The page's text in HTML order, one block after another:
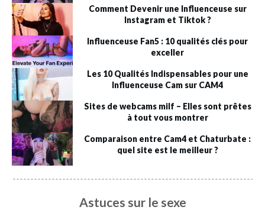
Comment Devenir une Influenceuse sur
Instagram et Tiktok ?
Influenceuse Fan5 : 10 qualités clés pour
exceller
Les 10 Qualités Indispensables pour une
Influenceuse Cam sur CAM4
Sites de webcams milf – Elles sont prêtes
à tout vous montrer
Comparaison entre Cam4 et Chaturbate :
quel site est le meilleur ?
Astuces sur le sexe